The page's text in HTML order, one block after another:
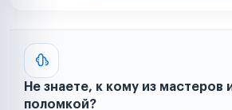
Не знаете, к кому из мастеров
поломкой?